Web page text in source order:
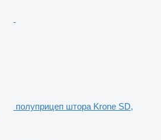
полуприцеп штора Krone SD,